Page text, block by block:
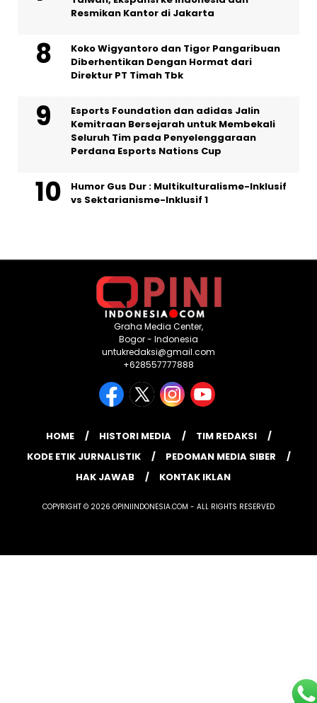
Resmikan Kantor di Jakarta
Koko Wigyantoro dan Tigor Pangaribuan
Diberhentikan Dengan Hormat dari
Direktur PT Timah Tbk
Esports Foundation dan adidas Jalin
Kemitraan Bersejarah untuk Membekali
Seluruh Tim pada Penyelenggaraan
Perdana Esports Nations Cup
Humor Gus Dur : Multikulturalisme-Inklusif
vs Sektarianisme-Inklusif 1
Graha Media Center,
Bogor - Indonesia
untukredaksi@gmail.com
+628557777888
HOME HISTORI MEDIA
TIM REDAKSI
KODE ETIK JURNALISTIK
PEDOMAN MEDIA SIBER
HAK JAWAB
KONTAK IKLAN
COPYRIGHT © 2026 OPINIINDONESIA.COM - ALL RIGHTS RESERVED